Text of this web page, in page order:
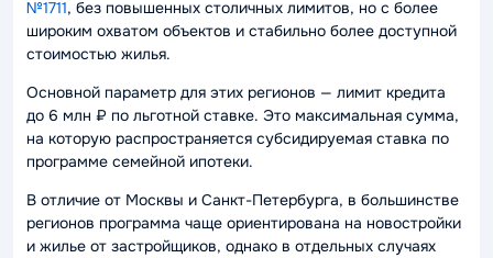
№1711, без повышенных столичных лимитов, но с более
широким охватом объектов и стабильно более доступной
стоимостью жилья.
Основной параметр для этих регионов — лимит кредита
до 6 млн ₽ по льготной ставке. Это максимальная сумма,
на которую распространяется субсидируемая ставка по
программе семейной ипотеки.
В отличие от Москвы и Санкт-Петербурга, в большинстве
регионов программа чаще ориентирована на новостройки
и жилье от застройщиков, однако в отдельных случаях